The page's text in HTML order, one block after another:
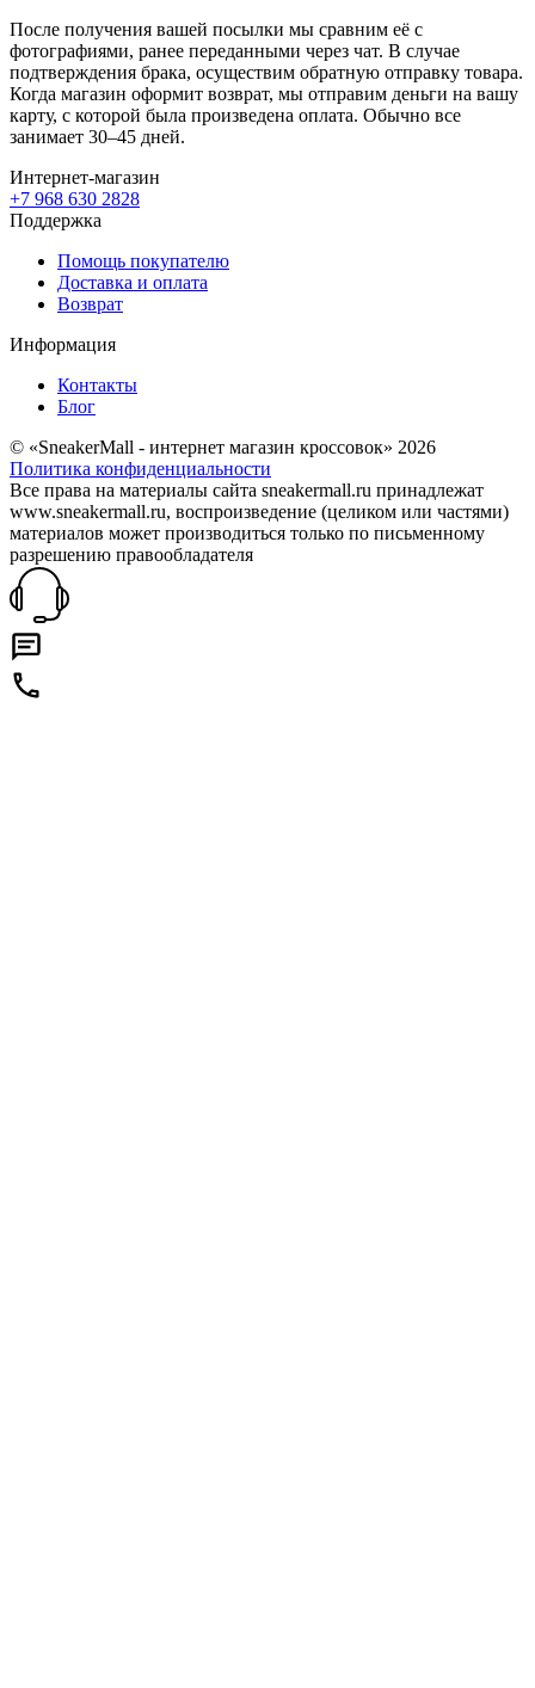
После получения вашей посылки мы сравним её с
фотографиями, ранее переданными через чат. В случае
подтверждения брака, осуществим обратную отправку товара.
Когда магазин оформит возврат, мы отправим деньги на вашу
карту, с которой была произведена оплата. Обычно все
занимает 30–45 дней.
Интернет-магазин
+7 968 630 2828
Поддержка
Помощь покупателю
Доставка и оплата
Возврат
Информация
Контакты
Блог
© «SneakerMall - интернет магазин кроссовок» 2026
Политика конфиденциальности
Все права на материалы сайта sneakermall.ru принадлежат
www.sneakermall.ru, воспроизведение (целиком или частями)
материалов может производиться только по письменному
разрешению правообладателя